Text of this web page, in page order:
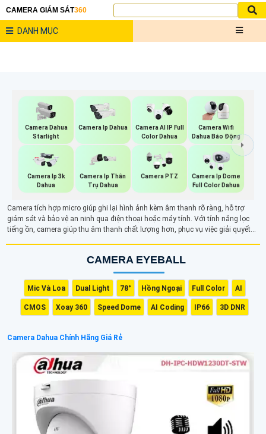
CAMERA GIÁM SÁT360
DANH MỤC
Camera Dahua
Starlight
Camera Ip Dahua
Camera AI IP Full
Color Dahua
Camera Wifi
Dahua Báo Động
Camera Ip 3k
Dahua
Camera Ip Thân
Trụ Dahua
Camera PTZ
Camera Ip Dome
Full Color Dahua
Camera tích hợp micro giúp ghi lại hình ảnh kèm âm thanh rõ ràng, hỗ trợ
giám sát và bảo vệ an ninh qua điện thoại hoặc máy tính. Với tính năng lọc
tiếng ồn, camera giúp thu âm thanh chất lượng hơn, phục vụ việc giải quyết
phòng, cửa hàng hay nhà ở.CAMERA EYEBALL
Mic Và Loa Dual Light 78° Hồng Ngoại Full Color AI
CMOS Xoay 360 Speed Dome AI Coding IP66 3D DNR
Camera Dahua Chính Hãng Giá Rẻ